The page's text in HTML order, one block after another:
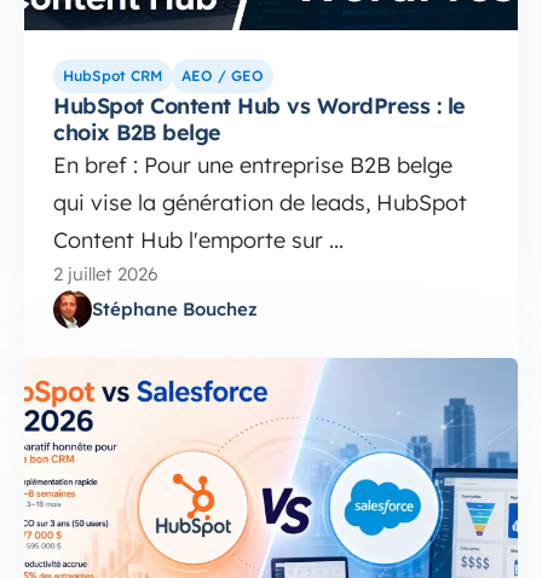
HubSpot CRM AEO / GEO
HubSpot Content Hub vs WordPress : le
choix B2B belge
En bref : Pour une entreprise B2B belge
qui vise la génération de leads, HubSpot
Content Hub l'emporte sur ...
2 juillet 2026
Stéphane Bouchez